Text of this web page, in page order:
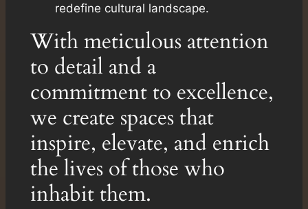
redefine cultural landscape.
With meticulous attention
to detail and a
commitment to excellence,
we create spaces that
inspire, elevate, and enrich
the lives of those who
inhabit them.